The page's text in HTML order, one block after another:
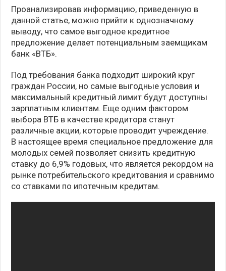
Проанализировав информацию, приведенную в
данной статье, можно прийти к однозначному
выводу, что самое выгодное кредитное
предложение делает потенциальным заемщикам
банк «ВТБ».
Под требования банка подходит широкий круг
граждан России, но самые выгодные условия и
максимальный кредитный лимит будут доступны
зарплатным клиентам. Еще одним фактором
выбора ВТБ в качестве кредитора станут
различные акции, которые проводит учреждение.
В настоящее время специальное предложение для
молодых семей позволяет снизить кредитную
ставку до 6,9% годовых, что является рекордом на
рынке потребительского кредитования и сравнимо
со ставками по ипотечным кредитам.